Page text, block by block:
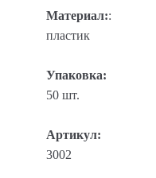
Материал::
пластик
Упаковка:
50 шт.
Артикул:
3002